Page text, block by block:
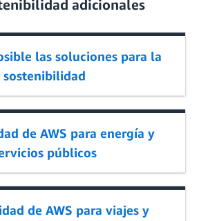
adicionales
las soluciones para la
sostenibilidad
de AWS para energía y
públicos
de AWS para viajes y